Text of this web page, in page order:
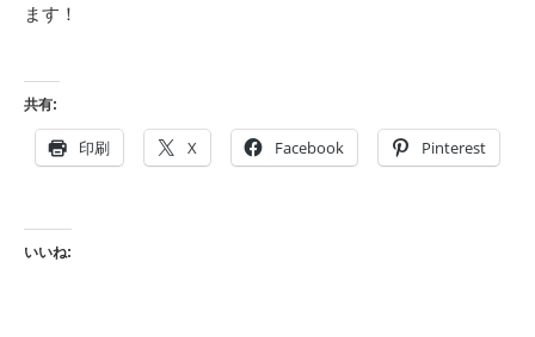
ます！
共有:
印刷 X Facebook Pinterest
いいね: